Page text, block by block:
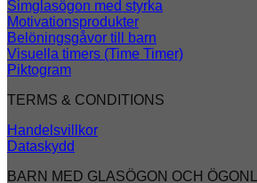
Simglasögon med styrka
Motivationsprodukter
Belöningsgåvor till barn
Visuella timers (Time Timer)
Piktogram
TERMS & CONDITIONS
Handelsvillkor
Dataskydd
BARN MED GLASÖGON OCH